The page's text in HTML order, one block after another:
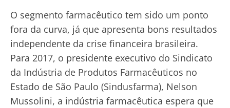
O segmento farmacêutico tem sido um ponto
fora da curva, já que apresenta bons resultados
independente da crise financeira brasileira.
Para 2017, o presidente executivo do Sindicato
da Indústria de Produtos Farmacêuticos no
Estado de São Paulo (Sindusfarma), Nelson
Mussolini, a indústria farmacêutica espera que